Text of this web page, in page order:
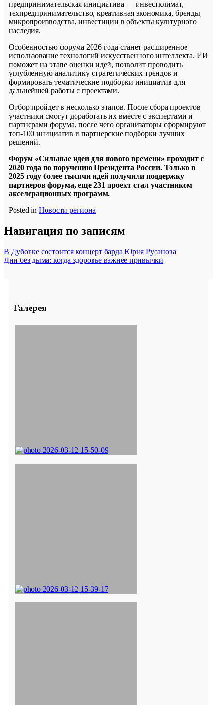
предпринимательская инициатива — инвестклимат,
техпредпринимательство, креативная экономика, бренды,
микропроизводства, инвестиции в объекты культурного
наследия.
Особенностью форума 2026 года станет расширенное
использование технологий искусственного интеллекта. ИИ
поможет на этапе оценки идей, позволит проводить
углубленную аналитику стратегических трендов и
формировать тематические подборки инициатив для
дальнейшей работы с проектами.
Отбор пройдет в несколько этапов. После сбора проектов
участники смогут доработать их вместе с экспертами и
партнерами форума, после чего организаторы сформируют
топ-100 инициатив и партнерские подборки лучших
решений.
Форум «Сильные идеи для нового времени» проходит с
2020 года по поручению Президента России. Только в
2025 году более тысячи идей получили поддержку
партнеров форума, еще 231 проект стал участником
акселерационных программ.
Posted in Новости региона
Навигация по записям
В Дубовке состоится концерт барда Юрия Русанова
Дни без дыма: когда здоровье важнее привычки
Галерея